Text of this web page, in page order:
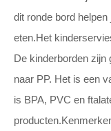
dit ronde bord
eten.Het
De kinderborden zijn
naar PP. Het is een
is BPA, PVC en